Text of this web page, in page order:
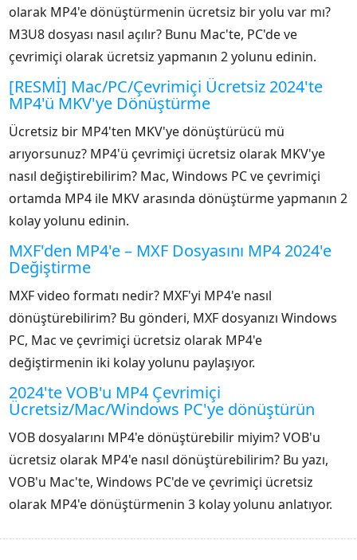
olarak MP4'e dönüştürmenin ücretsiz bir yolu var mı?
M3U8 dosyası nasıl açılır? Bunu Mac'te, PC'de ve
çevrimiçi olarak ücretsiz yapmanın 2 yolunu edinin.
[RESMİ] Mac/PC/Çevrimiçi Ücretsiz 2024'te
MP4'ü MKV'ye Dönüştürme
Ücretsiz bir MP4'ten MKV'ye dönüştürücü mü
arıyorsunuz? MP4'ü çevrimiçi ücretsiz olarak MKV'ye
nasıl değiştirebilirim? Mac, Windows PC ve çevrimiçi
ortamda MP4 ile MKV arasında dönüştürme yapmanın 2
kolay yolunu edinin.
MXF'den MP4'e – MXF Dosyasını MP4 2024'e
Değiştirme
MXF video formatı nedir? MXF'yi MP4'e nasıl
dönüştürebilirim? Bu gönderi, MXF dosyanızı Windows
PC, Mac ve çevrimiçi ücretsiz olarak MP4'e
değiştirmenin iki kolay yolunu paylaşıyor.
2024'te VOB'u MP4 Çevrimiçi
Ücretsiz/Mac/Windows PC'ye dönüştürün
VOB dosyalarını MP4'e dönüştürebilir miyim? VOB'u
ücretsiz olarak MP4'e nasıl dönüştürebilirim? Bu yazı,
VOB'u Mac'te, Windows PC'de ve çevrimiçi ücretsiz
olarak MP4'e dönüştürmenin 3 kolay yolunu anlatıyor.